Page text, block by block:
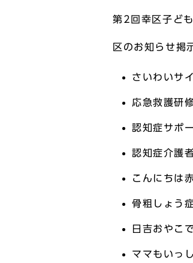
第2回幸区子ど
区のお知らせ掲
さいわいサ
応急救護研
認知症サポ
認知症介護
こんにちは
骨粗しょう
日吉おやこ
ママもいっ